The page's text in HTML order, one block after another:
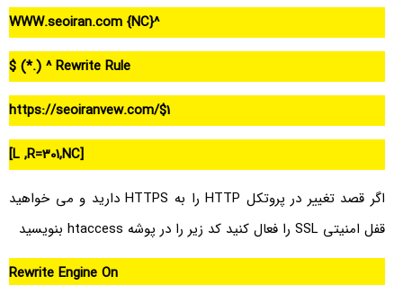
^WWW.seoiran.com {NC}
Rewrite Rule ^ (.*) $
https://seoiranvew.com/$1
اگر قصد تغییر در پروتکل HTTP را به HTTPS دارید و می خواهید
قفل امنیتی SSL را فعال کنید کد زیر را در پوشه htaccess بنویسید
Rewrite Engine On